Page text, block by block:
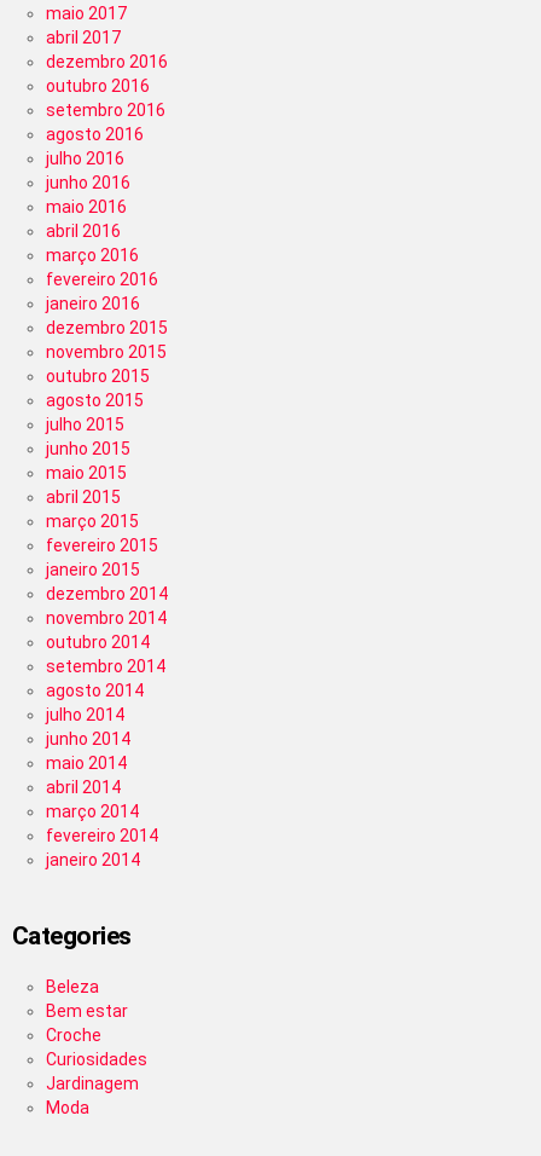
maio 2017
abril 2017
dezembro 2016
outubro 2016
setembro 2016
agosto 2016
julho 2016
junho 2016
maio 2016
abril 2016
março 2016
fevereiro 2016
janeiro 2016
dezembro 2015
novembro 2015
outubro 2015
agosto 2015
julho 2015
junho 2015
maio 2015
abril 2015
março 2015
fevereiro 2015
janeiro 2015
dezembro 2014
novembro 2014
outubro 2014
setembro 2014
agosto 2014
julho 2014
junho 2014
maio 2014
abril 2014
março 2014
fevereiro 2014
janeiro 2014
Categories
Beleza
Bem estar
Croche
Curiosidades
Jardinagem
Moda